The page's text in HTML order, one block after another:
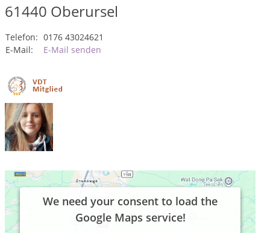
61440 Oberursel
Telefon: 0176 43024621
E-Mail:
E-Mail senden
We need your consent to load the
Google Maps service!